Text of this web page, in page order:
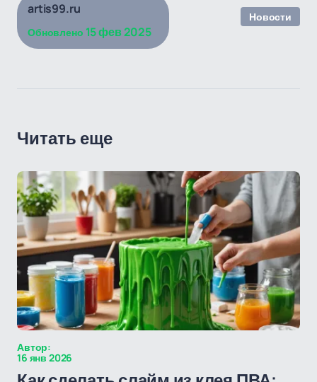
artis99.ru
Обновлено 15 фев 2025
Новости
Читать еще
Автор:
16 янв 2026